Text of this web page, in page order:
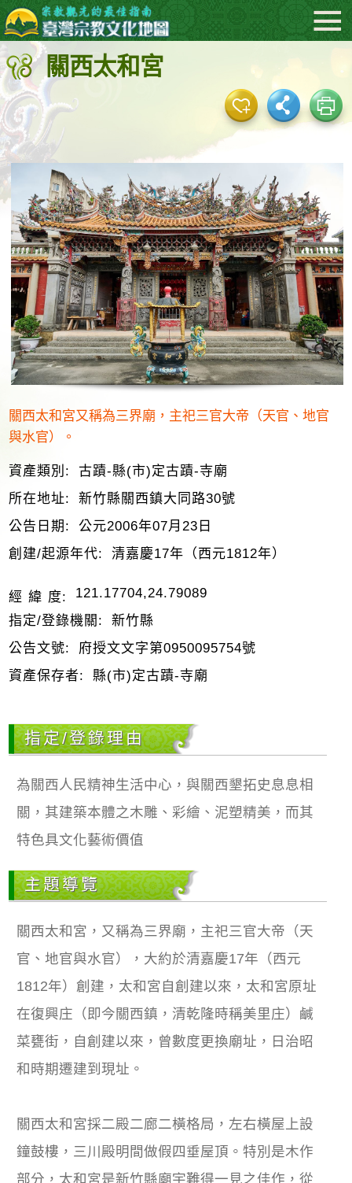
跳
到
主
要
內
容
區
塊
:::
關西太和宮
關西太和宮又稱為三界廟，主祀三官大帝（天官、地官
與水官）。
資產類別:
古蹟-縣(市)定古蹟-寺廟
所在地址:
新竹縣關西鎮大同路30號
公告日期:
公元2006年07月23日
創建/起源年代:
清嘉慶17年（西元1812年）
經 緯 度:
121.17704,24.79089
指定/登錄機關:
新竹縣
公告文號:
府授文文字第0950095754號
資產保存者:
縣(市)定古蹟-寺廟
指定/登錄理由
為關西人民精神生活中心，與關西墾拓史息息相
關，其建築本體之木雕、彩繪、泥塑精美，而其
特色具文化藝術價值
主題導覽
關西太和宮，又稱為三界廟，主祀三官大帝（天
官、地官與水官），大約於清嘉慶17年（西元
1812年）創建，太和宮自創建以來，太和宮原址
在復興庄（即今關西鎮，清乾隆時稱美里庄）鹹
菜甕街，自創建以來，曾數度更換廟址，日治昭
和時期遷建到現址。
關西太和宮採二殿二廊二橫格局，左右橫屋上設
鐘鼓樓，三川殿明間做假四垂屋頂。特別是木作
部分，太和宮是新竹縣廟宇難得一見之佳作，從